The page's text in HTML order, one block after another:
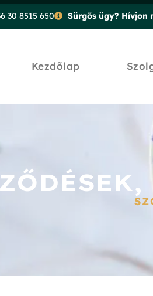
30 8515 650 Sürgős ügy? Hívjon
Kezdőlap